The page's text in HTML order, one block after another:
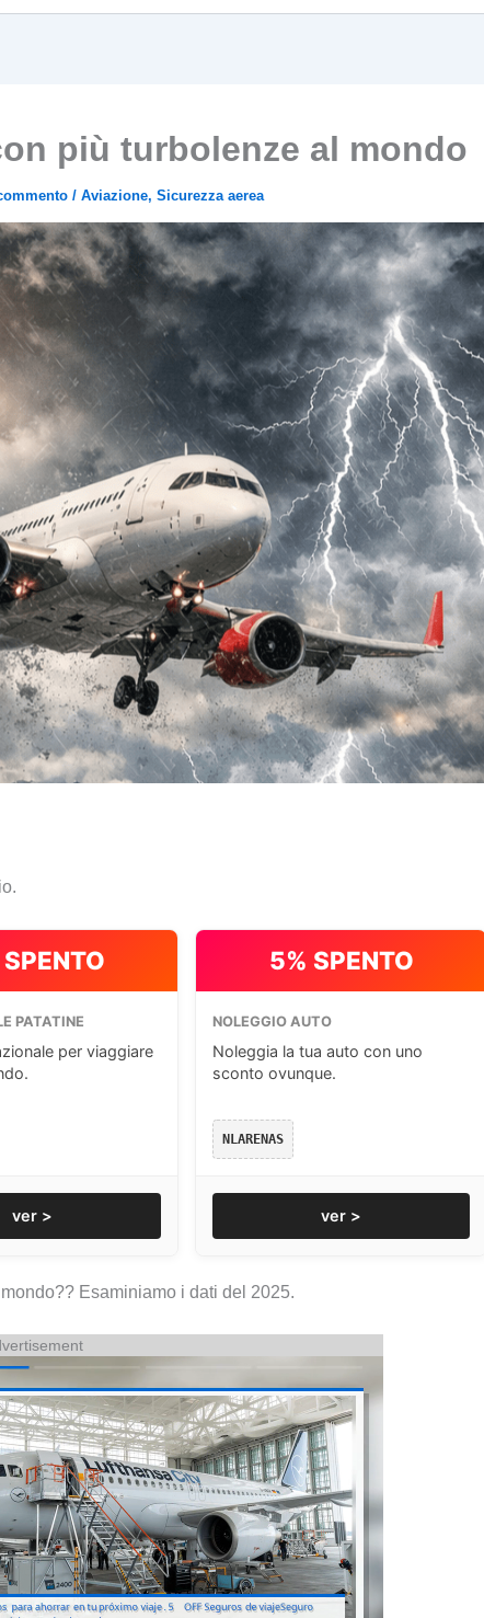
più turbolenze al mondo
/ Aviazione, Sicurezza aerea
PATATINE
per viaggiare
ver >
5% SPENTO
NOLEGGIO AUTO
Noleggia la tua auto con uno
sconto ovunque.
NLARENAS
ver >
Esaminiamo i dati del 2025.